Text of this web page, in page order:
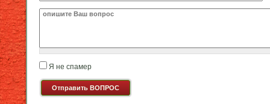
Ваш вопрос*
Я не спамер
Я спамер